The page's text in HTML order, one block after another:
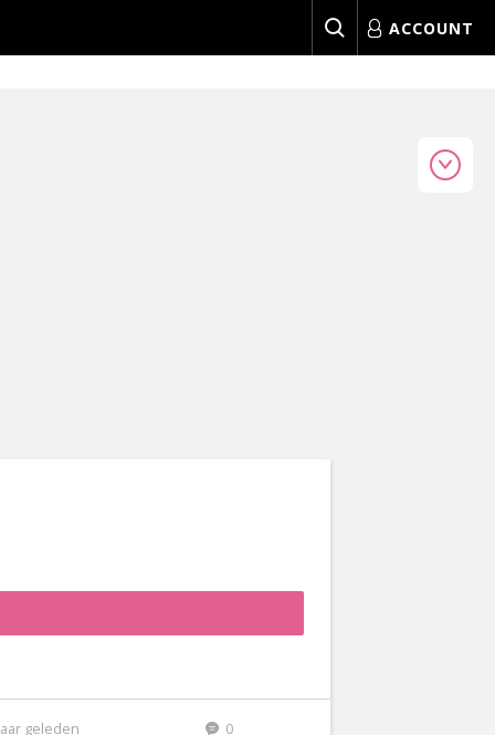
ACCOUNT
geleden 0